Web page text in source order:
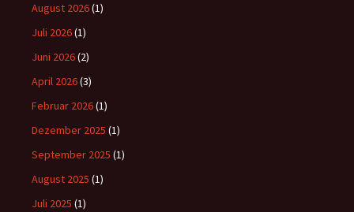
August 2026(1)
Juli 2026(1)
Juni 2026(2)
April 2026(3)
Februar 2026(1)
Dezember 2025 (1)
September 2025 (1)
August 2025 (1)
Juli 2025 (1)